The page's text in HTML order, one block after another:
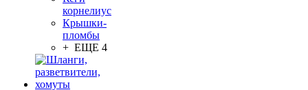
корнелиус
Крышки-
пломбы
+ ЕЩЕ 4